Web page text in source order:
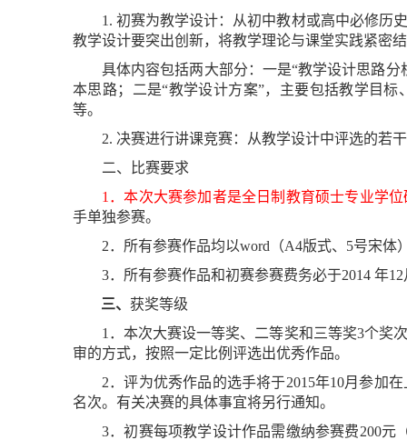
1.初赛为教学设计：从初中教材或高中必修历
教学设计要突出创新，将教学理论与课堂实践紧密
具体内容包括两大部分：一是“教学设计思路
本思路；二是“教学设计方案”，主要包括教学目
等。
2. 决赛进行讲课竞赛：从教学设计中评选的若
二、比赛要求
1 ．本次大赛参加者是全日制教育硕士专业学
手单独参赛。
2．所有参赛作品均以word （A4版式、 5号宋体
3．所有参赛作品和初赛参赛费务必于2014 年12
三、获奖等级
1 ．本次大赛设一等奖、二等奖和三等奖3个奖
审的方式，按照一定比例评选出优秀作品。
2．评为优秀作品的选手将于201 5年10月参加
名次。有关决赛的具体事宜将另行通知。
3．初赛每项教学设计作品需缴纳参赛费200元